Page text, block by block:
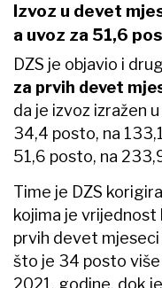
Izvoz u devet
a uvoz za 51,6
DZS je objavio i
za prvih devet
da je izvoz izražen
34,4 posto, na
51,6 posto, na
Time je DZS
kojima je
prvih devet mjeseci
što je 34 posto